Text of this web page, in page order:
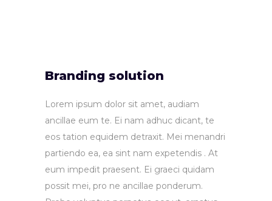
Branding solution
Lorem ipsum dolor sit amet, audiam
ancillae eum te. Ei nam adhuc dicant, te
eos tation equidem detraxit. Mei menandri
partiendo ea, ea sint nam expetendis . At
eum impedit praesent. Ei graeci quidam
possit mei, pro ne ancillae ponderum.